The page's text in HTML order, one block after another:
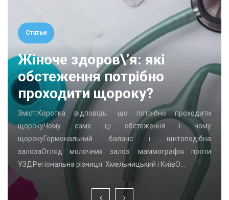
Статьи
Жіноче здоров\’я: які
обстеження потрібно
проходити щороку?
Зміст:Коротка відповідь: що потрібно проходити
щорокуЧому саме ці обстеження і чому
щорокуГормональний баланс і щитоподібна
залозаОгляд молочних залоз: маммографія проти
УЗДРегіональна різниця: Хмельницький і КиївО…